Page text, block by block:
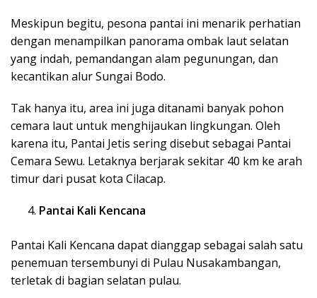
Meskipun begitu, pesona pantai ini menarik perhatian
dengan menampilkan panorama ombak laut selatan
yang indah, pemandangan alam pegunungan, dan
kecantikan alur Sungai Bodo.
Tak hanya itu, area ini juga ditanami banyak pohon
cemara laut untuk menghijaukan lingkungan. Oleh
karena itu, Pantai Jetis sering disebut sebagai Pantai
Cemara Sewu. Letaknya berjarak sekitar 40 km ke arah
timur dari pusat kota Cilacap.
Pantai Kali Kencana
Pantai Kali Kencana dapat dianggap sebagai salah satu
penemuan tersembunyi di Pulau Nusakambangan,
terletak di bagian selatan pulau.